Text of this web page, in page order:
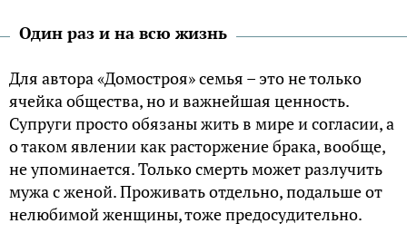
Один раз и на всю жизнь
Для автора «Домостроя» семья – это не только
ячейка общества, но и важнейшая ценность.
Супруги просто обязаны жить в мире и согласии, а
о таком явлении как расторжение брака, вообще,
не упоминается. Только смерть может разлучить
мужа с женой. Проживать отдельно, подальше от
нелюбимой женщины, тоже предосудительно.